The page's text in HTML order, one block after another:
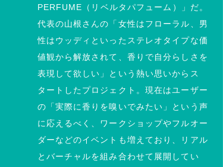
PERFUME（リベルタパフューム）」だ。
代表の山根さんの「女性はフローラル、男
性はウッディといったステレオタイプな価
値観から解放されて、香りで自分らしさを
表現して欲しい」という熱い思いからス
タートしたプロジェクト。現在はユーザー
の「実際に香りを嗅いでみたい」という声
に応えるべく、ワークショップやフルオー
ダーなどのイベントも増えており、リアル
とバーチャルを組み合わせて展開してい